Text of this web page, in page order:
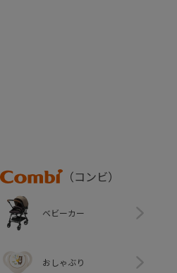
Combi
（コンビ）
ベビーカー
おしゃぶり